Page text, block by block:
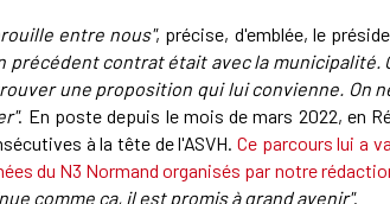
entre nous", précise, d'emblée, le
précédent contrat était avec la municipalité.
une proposition qui lui convienne. On
. En poste depuis le mois de mars 2022, en
à la tête de l'ASVH. Ce parcours lui a
du N3 Normand organisés par notre
comme ça, il est promis à grand avenir".